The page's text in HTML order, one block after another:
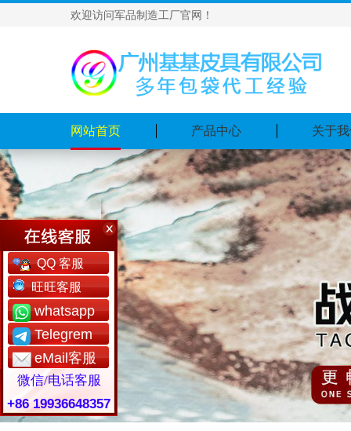
欢迎访问军品制造工厂官网！
网站首页 产品中心 关于
QQ 客服
旺旺客服
whatsapp
Telegrem
eMail客服
微信/电话客服
+86 19936648357